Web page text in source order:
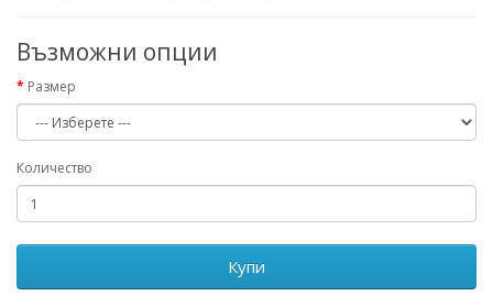
Възможни опции
Размер
Количество
Купи